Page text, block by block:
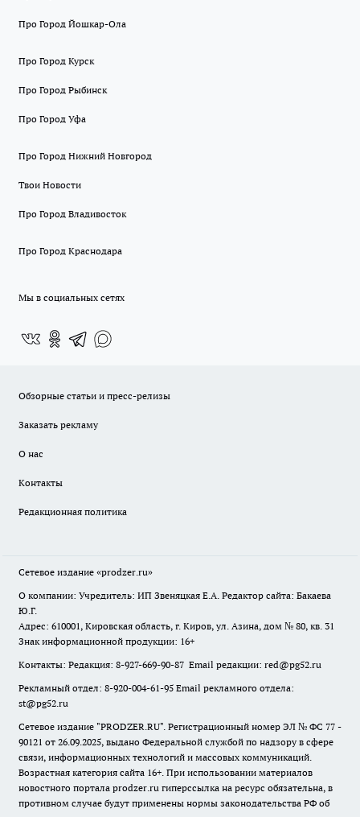
Про Город Йошкар-Ола
Про Город Курск
Про Город Рыбинск
Про Город Уфа
Про Город Нижний Новгород
Твои Новости
Про Город Владивосток
Про Город Краснодара
Мы в социальных сетях
Обзорные статьи и пресс-релизы
Заказать рекламу
О нас
Контакты
Редакционная политика
Сетевое издание «prodzer.ru»
О компании: Учредитель: ИП Звеняцкая Е.А. Редактор сайта: Бакаева
Ю.Г.
Адрес: 610001, Кировская область, г. Киров, ул. Азина, дом № 80, кв. 31
Знак информационной продукции: 16+
Контакты: Редакция: 8-927-669-90-87 Email редакции: red@pg52.ru
Рекламный отдел: 8-920-004-61-95 Email рекламного отдела:
st@pg52.ru
Сетевое издание "PRODZER.RU". Регистрационный номер ЭЛ № ФС 77 -
90121 от 26.09.2025, выдано Федеральной службой по надзору в сфере
связи, информационных технологий и массовых коммуникаций.
Возрастная категория сайта 16+. При использовании материалов
новостного портала prodzer.ru гиперссылка на ресурс обязательна, в
противном случае будут применены нормы законодательства РФ об